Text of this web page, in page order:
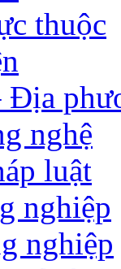
thuộc
Địa
nghệ
luật
nghiệp
nghiệp